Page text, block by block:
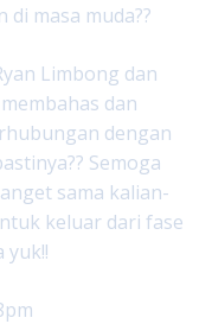
masa muda??
Limbong dan
dan
dengan
Semoga
sama kalian-
keluar dari fase
yuk!!